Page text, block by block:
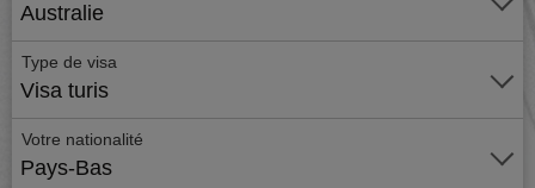
Australie
Type de visa
Visa turis
Votre nationalité
Pays-Bas